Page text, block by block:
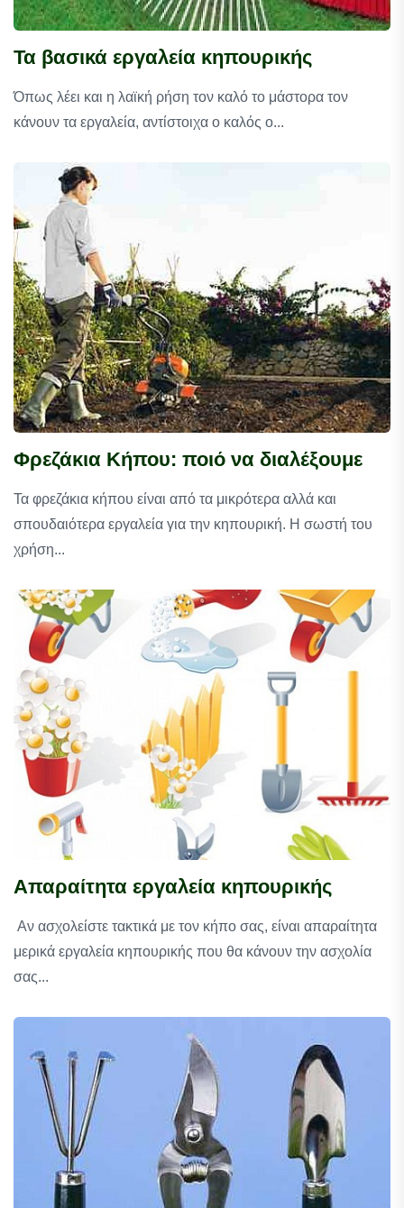
Τα βασικά εργαλεία κηπουρικής
Όπως λέει και η λαϊκή ρήση τον καλό το μάστορα τον
κάνουν τα εργαλεία, αντίστοιχα ο καλός ο...
Φρεζάκια Κήπου: ποιό να διαλέξουμε
Τα φρεζάκια κήπου είναι από τα μικρότερα αλλά και
σπουδαιότερα εργαλεία για την κηπουρική. Η σωστή του
χρήση...
Απαραίτητα εργαλεία κηπουρικής
Αν ασχολείστε τακτικά με τον κήπο σας, είναι απαραίτητα
μερικά εργαλεία κηπουρικής που θα κάνουν την ασχολία
σας...